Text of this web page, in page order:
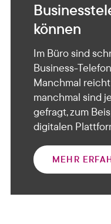
können
Im Büro sind
Business-
Manchmal
manchmal sind
gefragt, zum
digitalen
MEHR